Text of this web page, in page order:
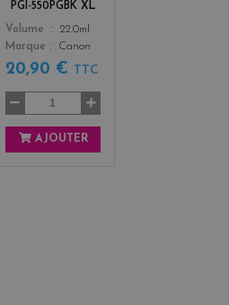
PGI-550PGBK XL
Color
Volume
22.0ml
Marque
Canon
20,90 € TTC
AJOUTER